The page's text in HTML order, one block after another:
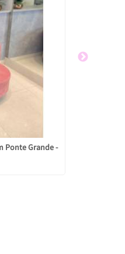
Ponte Grande -